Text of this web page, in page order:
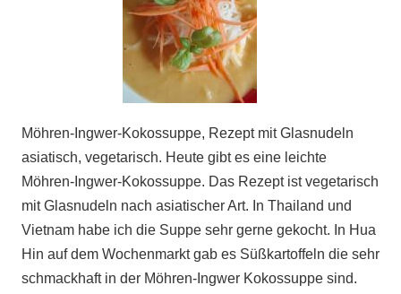
Möhren-Ingwer-Kokossuppe, Rezept mit Glasnudeln
asiatisch, vegetarisch. Heute gibt es eine leichte
Möhren-Ingwer-Kokossuppe. Das Rezept ist vegetarisch
mit Glasnudeln nach asiatischer Art. In Thailand und
Vietnam habe ich die Suppe sehr gerne gekocht. In Hua
Hin auf dem Wochenmarkt gab es Süßkartoffeln die sehr
schmackhaft in der Möhren-Ingwer Kokossuppe sind.